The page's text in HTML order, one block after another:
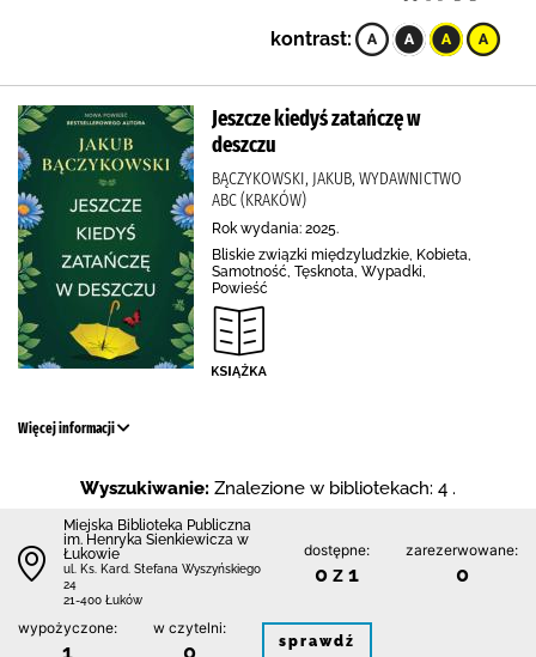
kontrast:
Jeszcze kiedyś zatańczę w
deszczu
BĄCZYKOWSKI, JAKUB, WYDAWNICTWO
ABC (KRAKÓW)
Rok wydania: 2025.
Bliskie związki międzyludzkie, Kobieta,
Samotność, Tęsknota, Wypadki,
Powieść
Więcej informacji
Wyszukiwanie: Znalezione w bibliotekach: 4 .
Miejska Biblioteka Publiczna
im. Henryka Sienkiewicza w
Łukowie
ul. Ks. Kard. Stefana Wyszyńskiego
24
21-400 Łuków
dostępne:
0 z 1
zarezerwowane:
0
wypożyczone:
1
w czytelni:
0 sprawdź